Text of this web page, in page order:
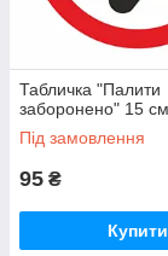
Табличка "Палити
заборонено" 15 см
Під замовлення
95 ₴
Купити